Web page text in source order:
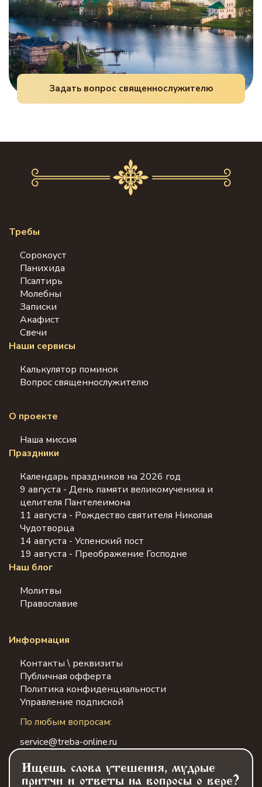
Задать вопрос священнослужителю
Требы
Сорокоуст
Панихида
Псалтирь
Молебны
Записки
Акафист
Свечи
Наши сервисы
Калькулятор поминок
Вопрос священнослужителю
О проекте
Наша миссия
Праздники
Календарь праздников на 2026 год
9 августа - День памяти великомученика и
целителя Пантелеимона
11 августа - Рождество святителя Николая
Чудотворца
14 августа - Успенский пост
19 августа - Преображение Господне
Наш блог
Молитвы
Православие
Информация
Контакты \ реквизиты
Публичная офферта
Политика конфиденциальности
Управление подпиской
По любым вопросам:
service@treba-online.ru
Ищешь слова утешения, мудрые
притчи и ответы на вопросы о вере?